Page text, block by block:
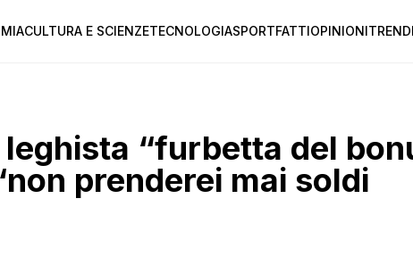
CULTURA E SCIENZETECNOLOGIASPORTFATTIOPINIONITREND
“furbetta del
prenderei mai soldi